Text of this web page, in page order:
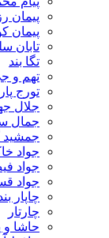
پیمان
پیمان
تابان
تگا بند
تهم و
تورج
جلال
جمال
جمشید
جواد
جواد
جواد
چاپار
چارتار
حاشا و